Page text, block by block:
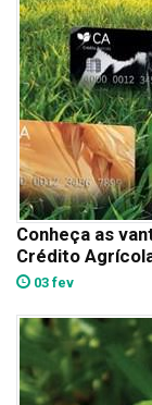
Conheça as
Crédito
03 fev